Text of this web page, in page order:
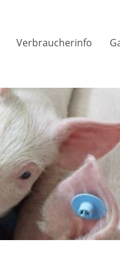
Verbraucherinfo